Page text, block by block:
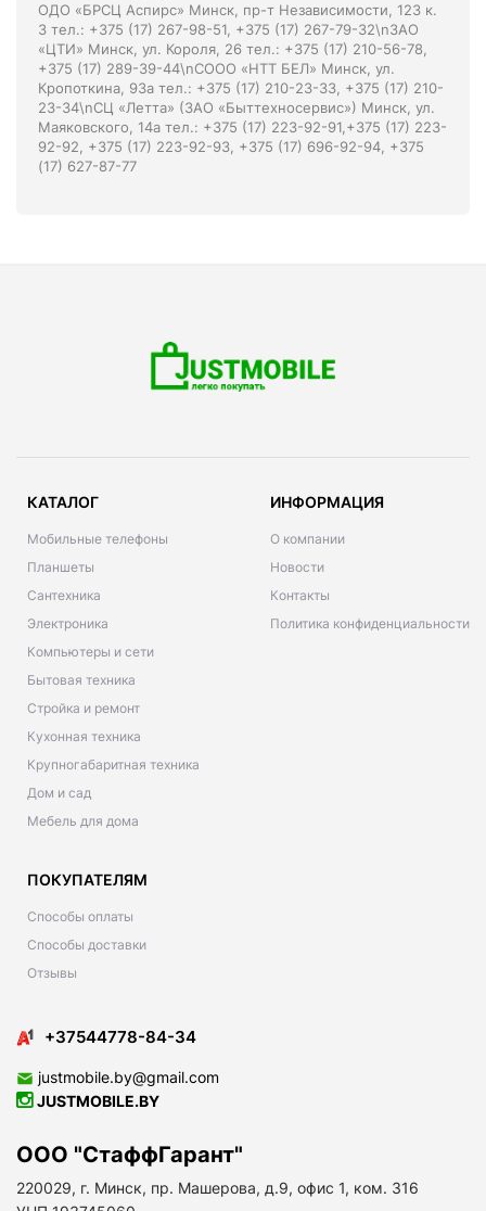
ОДО «БРСЦ Аспирс» Минск, пр-т Независимости, 123 к.
3 тел.: +375 (17) 267-98-51, +375 (17) 267-79-32\nЗАО
«ЦТИ» Минск, ул. Короля, 26 тел.: +375 (17) 210-56-78,
+375 (17) 289-39-44\nСООО «НТТ БЕЛ» Минск, ул.
Кропоткина, 93а тел.: +375 (17) 210-23-33, +375 (17) 210-
23-34\nСЦ «Летта» (ЗАО «Быттехносервис») Минск, ул.
Маяковского, 14а тел.: +375 (17) 223-92-91,+375 (17) 223-
92-92, +375 (17) 223-92-93, +375 (17) 696-92-94, +375
(17) 627-87-77
КАТАЛОГ
Мобильные телефоны
Планшеты
Сантехника
Электроника
Компьютеры и сети
Бытовая техника
Стройка и ремонт
Кухонная техника
Крупногабаритная техника
Дом и сад
Мебель для дома
ИНФОРМАЦИЯ
О компании
Новости
Контакты
Политика конфиденциальности
ПОКУПАТЕЛЯМ
Способы оплаты
Способы доставки
Отзывы
+37544778-84-34
justmobile.by@gmail.com
JUSTMOBILE.BY
ООО "СтаффГарант"
220029, г. Минск, пр. Машерова, д.9, офис 1, ком. 316